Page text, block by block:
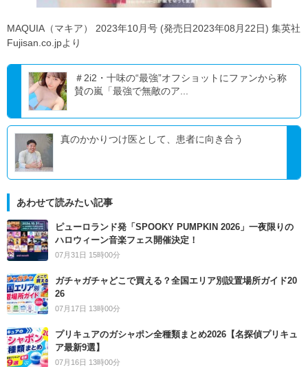
MAQUIA（マキア） 2023年10月号 (発売日2023年08月22日) 集英社
Fujisan.co.jpより
＃2i2・十味の“最強”オフショットにファンから称
賛の嵐「最強で無敵のア...
真のかかりつけ医として、患者に向き合う
あわせて読みたい記事
ピューロランド発「SPOOKY PUMPKIN 2026」一夜限りの
ハロウィーン音楽フェス開催決定！
07月31日 15時00分
ガチャガチャどこで買える？全国エリア別設置場所ガイド20
26
07月17日 13時00分
プリキュアのガシャポン全種類まとめ2026【名探偵プリキュ
ア最新9選】
07月16日 13時00分